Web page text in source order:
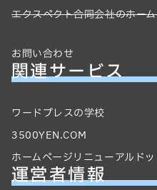
エクスペクト合同会社のホー
お問い合わせ
関連サービス
ワードプレスの学校
3500YEN.COM
ホームページリニューアルド
運営者情報